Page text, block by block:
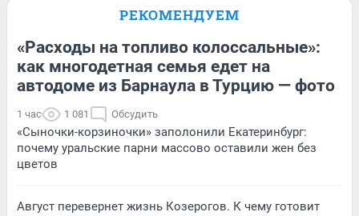
РЕКОМЕНДУЕМ
«Расходы на топливо колоссальные»:
как многодетная семья едет на
автодоме из Барнаула в Турцию — фото
1 час 1 081 Обсудить
«Сыночки-корзиночки» заполонили Екатеринбург:
почему уральские парни массово оставили жен без
цветов
Август перевернет жизнь Козерогов. К чему готовит